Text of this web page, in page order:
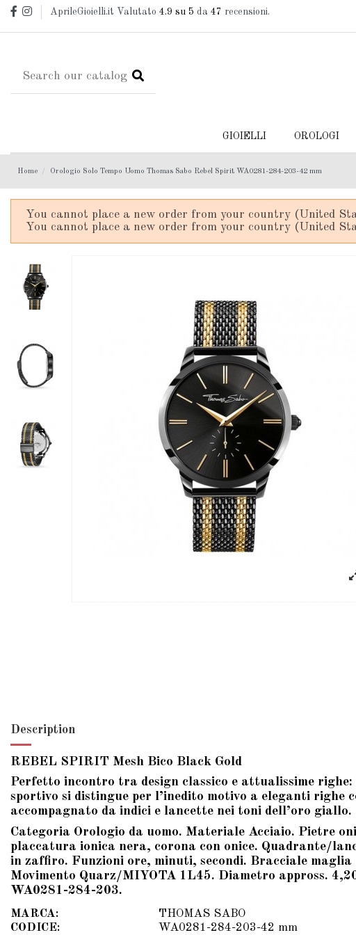
AprileGioielli.it Valutato4.9 su 5 da47 recensioni.
GIOIELLI OROLOGI
Home Orologio Solo Tempo Uomo Thomas Sabo Rebel Spirit WA0281-284-203-42 mm
You cannot place a new order from your country (United
You cannot place a new order from your country (United
Description
REBEL SPIRIT Mesh Bico Black Gold
Perfetto incontro tra design classico e attualissime
sportivo si distingue per l’inedito motivo a eleganti
accompagnato da indici e lancette nei toni dell’oro giallo.
Categoria Orologio da uomo. Materiale Acciaio. Pietre
placcatura ionica nera, corona con onice. Quadrante/
in zaffiro. Funzioni ore, minuti, secondi. Bracciale
Movimento Quarz/MIYOTA 1L45. Diametro appross.
WA0281-284-203.
MARCA:
THOMAS SABO
CODICE:
WA0281-284-203-42 mm